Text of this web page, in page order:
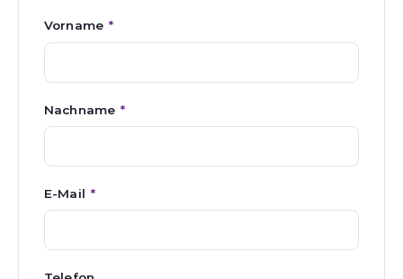
Vorname *
Nachname *
E-Mail *